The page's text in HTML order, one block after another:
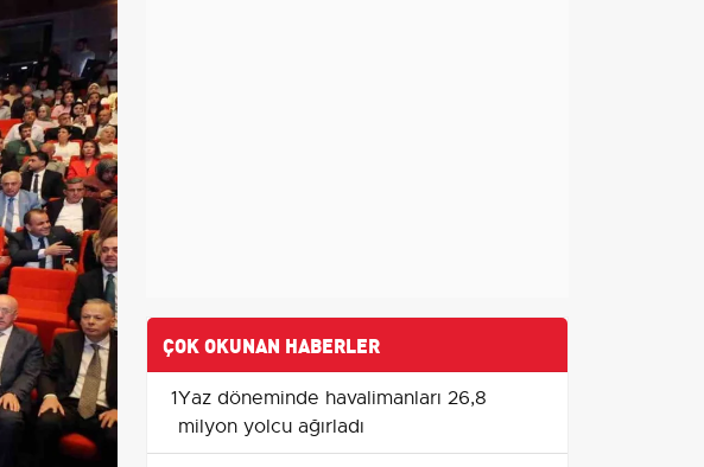
ÇOK OKUNAN HABERLER
1Yaz döneminde havalimanları 26,8
milyon yolcu ağırladı